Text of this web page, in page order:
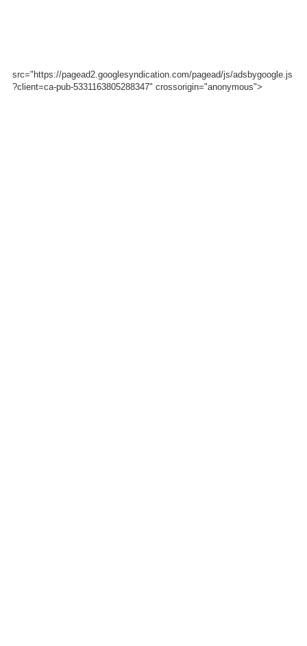
src="https://pagead2.googlesyndication.com/pagead/js/adsbygoogle.js
?client=ca-pub-5331163805288347" crossorigin="anonymous">